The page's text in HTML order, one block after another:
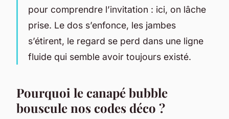
pour comprendre l’invitation : ici, on lâche
prise. Le dos s’enfonce, les jambes
s’étirent, le regard se perd dans une ligne
fluide qui semble avoir toujours existé.
Pourquoi le canapé bubble
bouscule nos codes déco ?